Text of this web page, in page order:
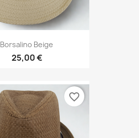
Borsalino Beige
25,00 €
favorite_border